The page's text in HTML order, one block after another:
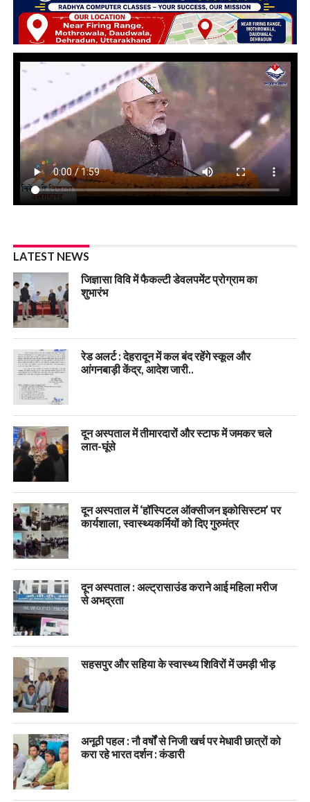
LATEST NEWS
जिज्ञासा विवि में फैकल्टी डेवलपमेंट प्रोग्राम का
शुभारंभ
रेड अलर्ट : देहरादून में कल बंद रहेंगे स्कूल और
आंगनबाड़ी केंद्र, आदेश जारी..
दून अस्पताल में तीमारदारों और स्टाफ में जमकर चले
लात-घूंसे
दून अस्पताल में ‘हॉस्पिटल ऑक्सीजन इकोसिस्टम’ पर
कार्यशाला, स्वास्थ्यकर्मियों को दिए गुरुमंत्र
दून अस्पताल : अल्ट्रासाउंड कराने आई महिला मरीज
से अभद्रता
सहसपुर और सहिया के स्वास्थ्य शिविरों में उमड़ी भीड़
अनूठी पहल : नौ वर्षों से निजी खर्च पर मेधावी छात्रों को
करा रहे भारत दर्शन : कंडारी